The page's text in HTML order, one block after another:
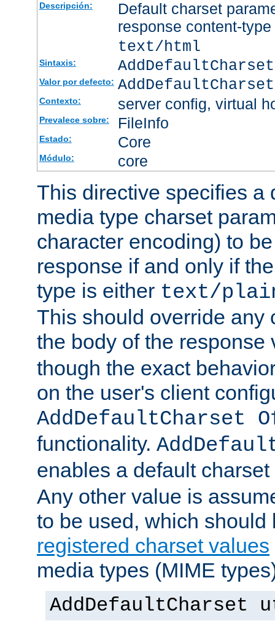
Descripción:
Default charset
response content-
text/html
Sintaxis:
Valor por defecto:
Contexto: server config, virtual
Prevalece sobre: FileInfo
Estado: Core
Módulo: core
This directive specifies a
media type charset
character encoding) to
response if and only if
type is either text/
This should override any
the body of the
though the exact
on the user's client
AddDefaultCharset
functionality.
enables a default
Any other value is
to be used, which
registered charset values
media types (MIME
AddDefaultCharset